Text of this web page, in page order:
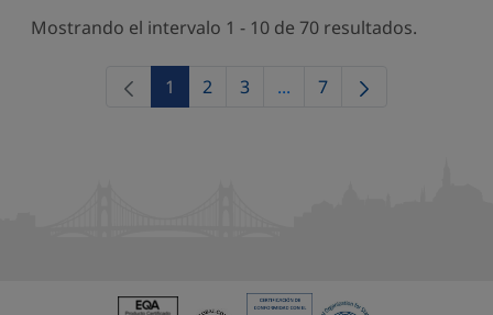
Mostrando el intervalo 1 - 10 de 70 resultados.
Página
1 Página
2 Página
3 ...Páginas intermedias
Página
7